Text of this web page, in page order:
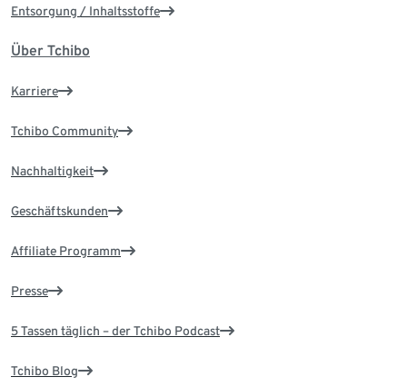
Entsorgung / Inhaltsstoffe
Über Tchibo
Karriere
Tchibo Community
Nachhaltigkeit
Geschäftskunden
Affiliate Programm
Presse
5 Tassen täglich – der Tchibo Podcast
Tchibo Blog